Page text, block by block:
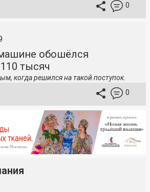
0
обошёлся
тысяч
когда решился на такой поступок.
0